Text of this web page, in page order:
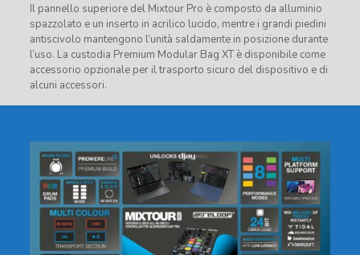
Il pannello superiore del Mixtour Pro è composto da alluminio
spazzolato e un inserto in acrilico lucido, mentre i grandi piedini
antiscivolo mantengono l’unità saldamente in posizione durante
l’uso. La custodia Premium Modular Bag XT è disponibile come
accessorio opzionale per il trasporto sicuro del dispositivo e di
alcuni accessori.